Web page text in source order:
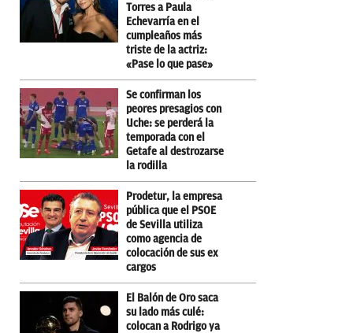
Torres a Paula
Echevarría en el
cumpleaños más
triste de la actriz:
«Pase lo que pase»
Se confirman los
peores presagios con
Uche: se perderá la
temporada con el
Getafe al destrozarse
la rodilla
Prodetur, la empresa
pública que el PSOE
de Sevilla utiliza
como agencia de
colocación de sus ex
cargos
El Balón de Oro saca
su lado más culé:
colocan a Rodrigo ya